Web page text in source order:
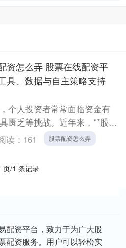
资怎么弄 股票在线配资平
具、数据与自主策略支持
个人投资者常常面临资金有
匮乏等挑战。近年来，**股票
投资者提供了一种新的可能
读： 161 股票配资怎么弄
页/1 条记录
配资平台，致力于为广大股
配资服务。用户可以轻松实